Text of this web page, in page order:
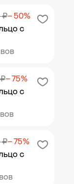
с
₽− 50%
корзину
с
− 75%
корзину
с
₽− 75%